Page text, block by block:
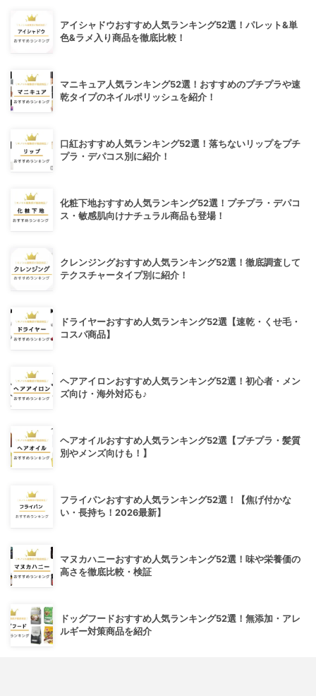
アイシャドウおすすめ人気ランキング52選！パレット&単
色&ラメ入り商品を徹底比較！
マニキュア人気ランキング52選！おすすめのプチプラや速
乾タイプのネイルポリッシュを紹介！
口紅おすすめ人気ランキング52選！落ちないリップをプチ
プラ・デパコス別に紹介！
化粧下地おすすめ人気ランキング52選！プチプラ・デパコ
ス・敏感肌向けナチュラル商品も登場！
クレンジングおすすめ人気ランキング52選！徹底調査して
テクスチャータイプ別に紹介！
ドライヤーおすすめ人気ランキング52選【速乾・くせ毛・
コスパ商品】
ヘアアイロンおすすめ人気ランキング52選！初心者・メン
ズ向け・海外対応も♪
ヘアオイルおすすめ人気ランキング52選【プチプラ・髪質
別やメンズ向けも！】
フライパンおすすめ人気ランキング52選！【焦げ付かな
い・長持ち！2026最新】
マヌカハニーおすすめ人気ランキング52選！味や栄養価の
高さを徹底比較・検証
ドッグフードおすすめ人気ランキング52選！無添加・アレ
ルギー対策商品を紹介